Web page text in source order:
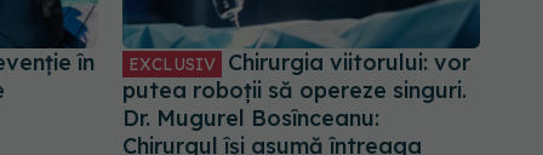
în
EXCLUSIV
Chirurgia viitorului: vor
putea roboții să opereze singuri.
Dr. Mugurel Bosînceanu:
Chirurgul își asumă întreaga